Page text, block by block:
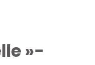
»-